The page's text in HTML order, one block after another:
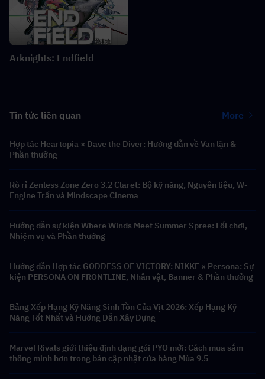
Arknights: Endfield
Tin tức liên quan More
Hợp tác Heartopia × Dave the Diver: Hướng dẫn về Van lặn &
Phần thưởng
Rò rỉ Zenless Zone Zero 3.2 Claret: Bộ kỹ năng, Nguyên liệu, W-
Engine Trấn và Mindscape Cinema
Hướng dẫn sự kiện Where Winds Meet Summer Spree: Lối chơi,
Nhiệm vụ và Phần thưởng
Hướng dẫn Hợp tác GODDESS OF VICTORY: NIKKE × Persona: Sự
kiện PERSONA ON FRONTLINE, Nhân vật, Banner & Phần thưởng
Bảng Xếp Hạng Kỹ Năng Sinh Tồn Của Vịt 2026: Xếp Hạng Kỹ
Năng Tốt Nhất và Hướng Dẫn Xây Dựng
Marvel Rivals giới thiệu định dạng gói PYO mới: Cách mua sắm
thông minh hơn trong bản cập nhật cửa hàng Mùa 9.5